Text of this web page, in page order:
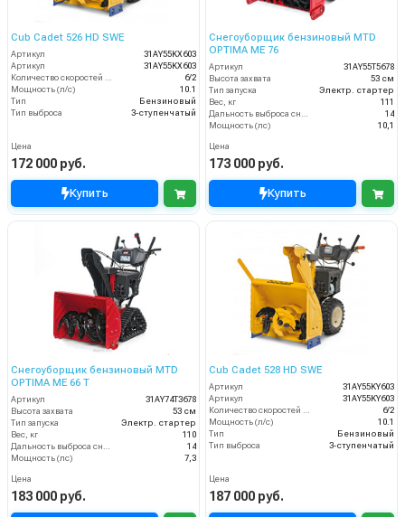
Cub Cadet 526 HD SWE
Артикул
31AY55KX603
Артикул
31AY55KX603
Количество скоростей (вперед/назад)
6/2
Мощность (л/с)
10.1
Тип
Бензиновый
Тип выброса
3-ступенчатый
Цена
172 000 руб.
Купить
Снегоуборщик бензиновый MTD
OPTIMA ME 76
Артикул
31AY55T5678
Высота захвата
53 см
Тип запуска
Электр. стартер
Вес, кг
111
Дальность выброса снега (м)
14
Мощность (лс)
10,1
Цена
173 000 руб.
Купить
Снегоуборщик бензиновый MTD
OPTIMA ME 66 T
Артикул
31AY74T3678
Высота захвата
53 см
Тип запуска
Электр. стартер
Вес, кг
110
14
Мощность (лс)
7,3
Цена
183 000 руб.
Cub Cadet 528 HD SWE
Артикул
31AY55KY603
Артикул
31AY55KY603
6/2
Мощность (л/с)
10.1
Тип
Бензиновый
Тип выброса
3-ступенчатый
Цена
187 000 руб.